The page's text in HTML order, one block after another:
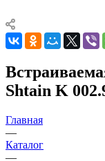
Shtain K
Главная
—
Каталог
—